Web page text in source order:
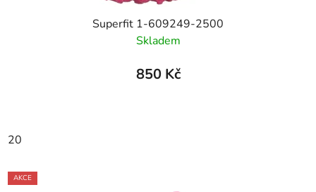
Superfit 1-609249-2500
Skladem
850 Kč
20
AKCE